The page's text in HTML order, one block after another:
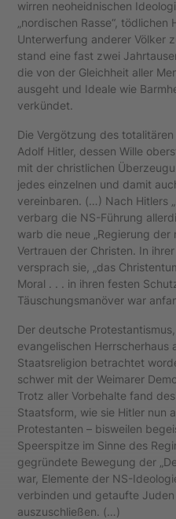
wirren neoheidnischen
„nordischen Rasse“,
Unterwerfung anderer Völker
stand eine fast zwei
die von der Gleichheit aller
ausgeht und Ideale wie
verkündet.
Die Vergötzung des
Adolf Hitler, dessen Wille
mit der christlichen
jedes einzelnen und damit
vereinbaren. (…) Nach Hitlers
verbarg die NS-Führung
warb die neue „Regierung der
Vertrauen der Christen. In
versprach sie, „das
Moral . . . in ihren festen
Täuschungsmanöver war
Der deutsche
evangelischen Herrscherhaus
Staatsreligion betrachtet
schwer mit der Weimarer
Trotz aller Vorbehalte fand
Staatsform, wie sie Hitler nun
Protestanten – bisweilen
Speerspitze im Sinne des
gegründete Bewegung der
war, Elemente der NS-
verbinden und getaufte
auszuschließen. (…)